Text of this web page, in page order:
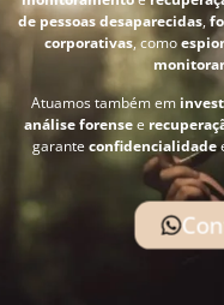
de pessoas desaparecidas,
corporativas, como
Atuamos também em
análise forensee
garante confidencialidade